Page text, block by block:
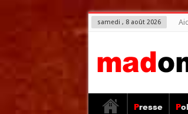
samedi , 8 août 2026
Presse